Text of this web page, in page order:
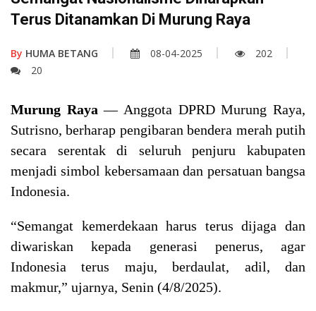
Terus Ditanamkan Di Murung Raya
By HUMA BETANG 08-04-2025
202
20
Murung Raya — Anggota DPRD Murung Raya,
Sutrisno, berharap pengibaran bendera merah putih
secara serentak di seluruh penjuru kabupaten
menjadi simbol kebersamaan dan persatuan bangsa
Indonesia.
“Semangat kemerdekaan harus terus dijaga dan
diwariskan kepada generasi penerus, agar
Indonesia terus maju, berdaulat, adil, dan
makmur,” ujarnya, Senin (4/8/2025).